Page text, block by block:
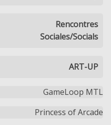
Rencontres
Sociales/Socials
ART-UP
GameLoop MTL
Princess of Arcade